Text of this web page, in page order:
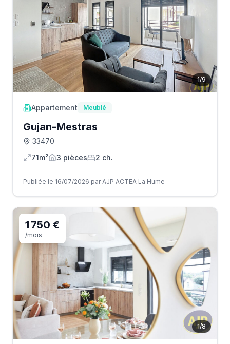
1/9
Appartement Meublé
Gujan-Mestras
33470
71m²
3 pièces 2 ch.
Publiée le 16/07/2026 par AJP ACTEA La Hume
1/8
1 750 €
/mois